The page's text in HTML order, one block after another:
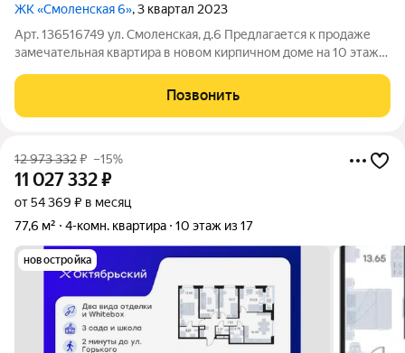
ЖК «Смоленская 6», 3 квартал 2023
Арт. 136516749 ул. Смоленская, д.6 Предлагается к продаже
замечательная квартира в новом кирпичном доме на 10 этаже,
хорошая и удобная планировка. Квартира отделана
современными материалами: на
Позвонить
12 973 332₽ –15%
11 027 332₽
от 54 369 ₽ в месяц
77,6 м²
4-комн. квартира 10 этаж из 17
новостройка